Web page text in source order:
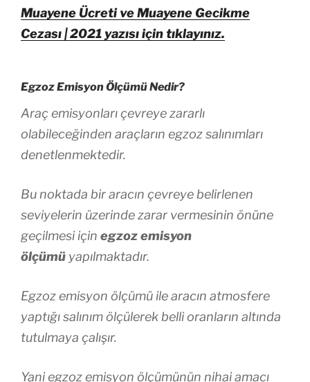
Muayene Ücreti ve Muayene Gecikme
Cezası | 2021 yazısı için tıklayınız.
Egzoz Emisyon Ölçümü Nedir?
Araç emisyonları çevreye zararlı
olabileceğinden araçların egzoz salınımları
denetlenmektedir.
Bu noktada bir aracın çevreye belirlenen
seviyelerin üzerinde zarar vermesinin önüne
geçilmesi için egzoz emisyon
ölçümü yapılmaktadır.
Egzoz emisyon ölçümü ile aracın atmosfere
yaptığı salınım ölçülerek belli oranların altında
tutulmaya çalışır.
Yani egzoz emisyon ölçümünün nihai amacı